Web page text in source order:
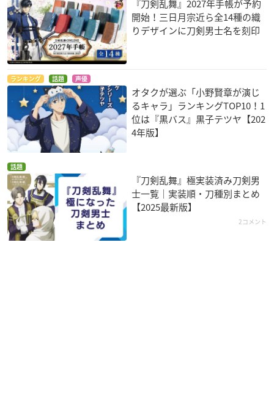
『刀剣乱舞』2027年手帳が予約
開始！三日月宗近ら全14種の織
りデザインに刀剣男士名を刻印
ランキング 話題 声優
オタクが選ぶ「小野賢章が演じ
るキャラ」ランキングTOP10！1
位は『黒バス』黒子テツヤ【202
4年版】
話題
『刀剣乱舞』極実装済み刀剣男
士一覧｜実装順・刀種別まとめ
【2025最新版】
2コメント